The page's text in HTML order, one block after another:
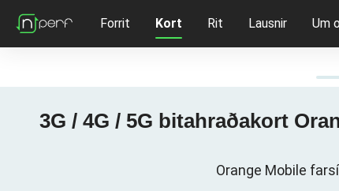
Forrit Kort Rit Lausnir Um
3G / 4G / 5G bitahraðakort
Orange Mobile